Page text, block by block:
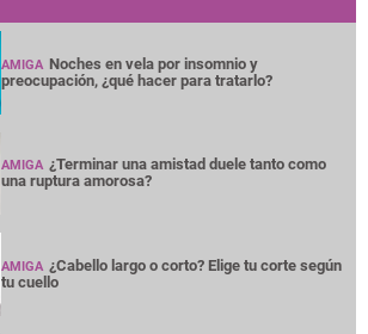
AMIGA Noches en vela por insomnio y
preocupación, ¿qué hacer para tratarlo?
AMIGA ¿Terminar una amistad duele tanto como
una ruptura amorosa?
AMIGA ¿Cabello largo o corto? Elige tu corte según
tu cuello